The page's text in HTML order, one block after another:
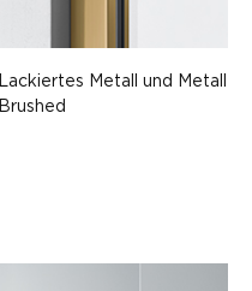
Lackiertes Metall und Metall
Brushed